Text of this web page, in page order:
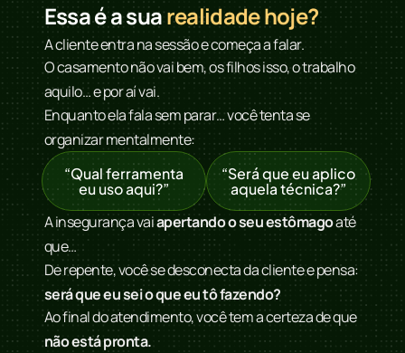
Essa é a suarealidade hoje?
A cliente entra na sessão e começa a falar.
O casamento não vai bem, os filhos isso, o trabalho
aquilo… e por aí vai.
Enquanto ela fala sem parar… você tenta se
organizar mentalmente:
“Qual ferramenta
eu uso aqui?”
“Será que eu aplico
aquela técnica?”
A insegurança vaiapertando o seu estômagoaté
que…
De repente, você se desconecta da cliente e pensa:
será que eu sei o que eu tô fazendo?
Ao final do atendimento, você tem a certeza de que
não está pronta.